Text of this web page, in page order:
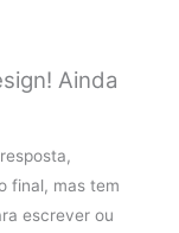
Ainda
final, mas tem
escrever ou